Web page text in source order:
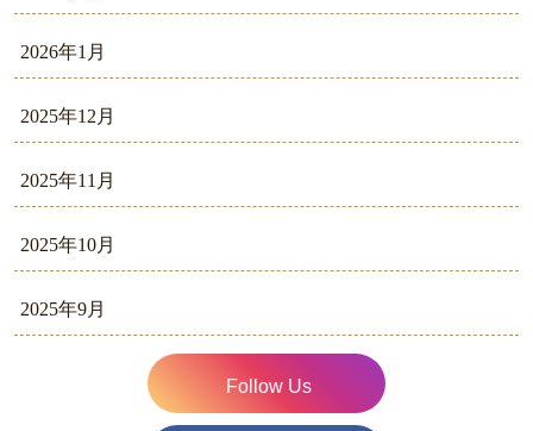
2026年1月
2025年12月
2025年11月
2025年10月
2025年9月
Follow Us